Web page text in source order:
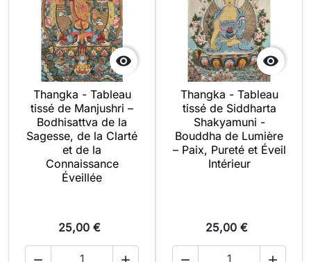

Thangka - Tableau
tissé de Manjushri –
Bodhisattva de la
Sagesse, de la Clarté
et de la
Connaissance
Éveillée
25,00 €

Thangka - Tableau
tissé de Siddharta
Shakyamuni -
Bouddha de Lumière
– Paix, Pureté et Éveil
Intérieur
25,00 €